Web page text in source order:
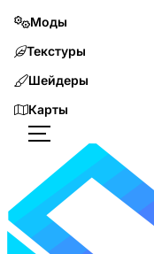
Моды
Текстуры
Шейдеры
Карты